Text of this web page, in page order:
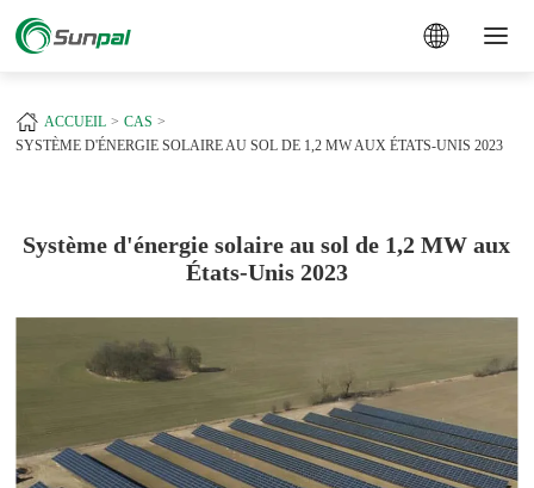
ACCUEIL
CAS
SYSTÈME D'ÉNERGIE SOLAIRE AU SOL DE 1,2 MW AUX ÉTATS-UNIS 2023
Système d'énergie solaire au sol de 1,2 MW aux
États-Unis 2023